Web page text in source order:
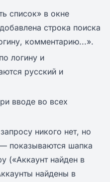
список» в окне
строка поиска
комментарию...».
логину и
русский и
вводе во всех
никого нет, но
показываются шапка
(«Аккаунт найден в
найдены в